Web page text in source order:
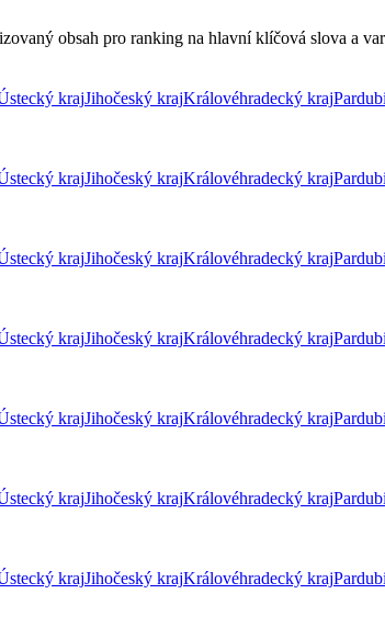
obsah pro ranking na hlavní klíčová slova a
krajJihočeský krajKrálovéhradecký kraj
krajJihočeský krajKrálovéhradecký kraj
krajJihočeský krajKrálovéhradecký kraj
krajJihočeský krajKrálovéhradecký kraj
krajJihočeský krajKrálovéhradecký kraj
krajJihočeský krajKrálovéhradecký kraj
krajJihočeský krajKrálovéhradecký kraj